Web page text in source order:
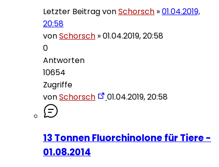
Letzter Beitrag vonSchorsch »01.04.2019,
20:58
vonSchorsch »01.04.2019, 20:58
0
Antworten
10654
Zugriffe
vonSchorsch 01.04.2019, 20:58
13 Tonnen Fluorchinolone für Tiere -
01.08.2014